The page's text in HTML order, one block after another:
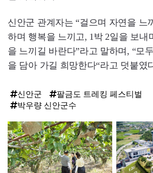
신안군 관계자는 “걸으며 자연을 느
하며 행복을 느끼고, 1박 2일을 보내
을 느끼길 바란다”라고 말하며, “모
을 담아 가길 희망한다“라고 덧붙였
신안군
팔금도 트레킹 페스티벌
박우량 신안군수
탑
라
인